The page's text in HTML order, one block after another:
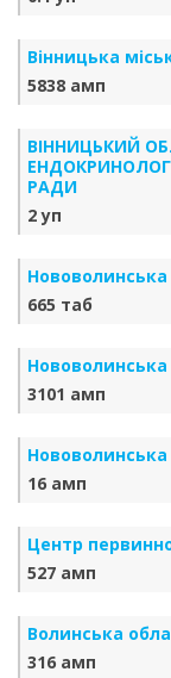
Вінницька
5838 амп
ВІННИЦЬКИЙ
РАДИ
2 уп
Нововолинська
665 таб
Нововолинська
3101 амп
Нововолинська
16 амп
Центр
527 амп
Волинська
316 амп